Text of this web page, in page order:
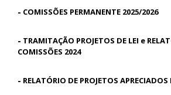
- COMISSÕES PERMANENTE 2025/2026
- TRAMITAÇÃO PROJETOS DE LEI e
COMISSÕES 2024
- RELATÓRIO DE PROJETOS